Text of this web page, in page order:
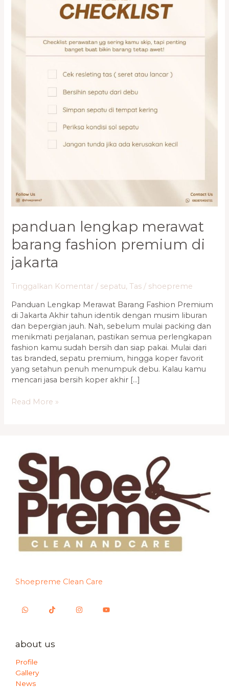
panduan lengkap merawat
barang fashion premium di
jakarta
Tinggalkan Komentar / sepatu,Tas / shoepreme
Panduan Lengkap Merawat Barang Fashion Premium
di Jakarta Akhir tahun identik dengan musim liburan
dan bepergian jauh. Nah, sebelum mulai packing dan
menikmati perjalanan, pastikan semua perlengkapan
fashion kamu sudah bersih dan siap pakai. Mulai dari
tas branded, sepatu premium, hingga koper favorit
yang setahun penuh menumpuk debu. Kalau kamu
mencari jasa bersih koper akhir […]
Read More »
Shoepreme Clean Care
about us
Profile
Gallery
News